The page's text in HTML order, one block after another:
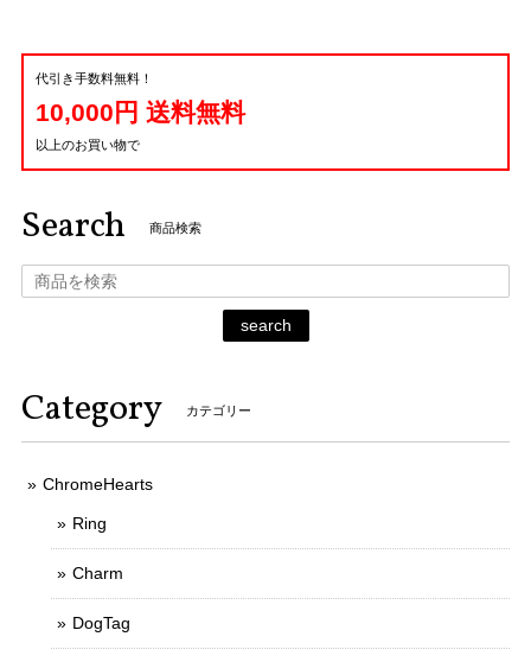
代引き手数料無料！
10,000円 送料無料
以上のお買い物で
Search 商品検索
search
Category カテゴリー
ChromeHearts
Ring
Charm
DogTag